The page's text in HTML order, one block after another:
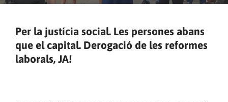
Per la justícia social. Les persones abans
que el capital. Derogació de les reformes
laborals, JA!